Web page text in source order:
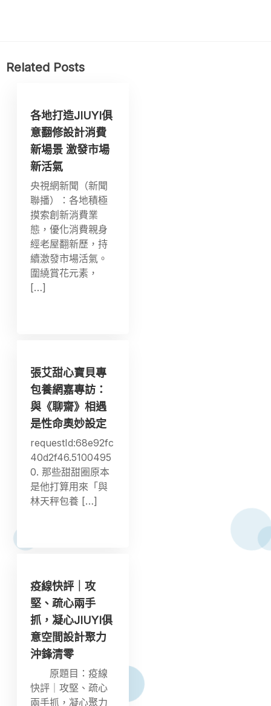
Related Posts
各地打造JIUYI俱
意翻修設計消費
新場景 激發市場
新活氣
央視網新聞（新聞
聯播）：各地積極
摸索創新消費業
態，優化消費親身
經老屋翻新歷，持
續激發市場活氣。
圍繞賞花元素，
[…]
張艾甜心寶貝專
包養網嘉專訪：
與《聊齋》相遇
是性命奧妙設定
requestId:68e92fc
40d2f46.5100495
0. 那些甜甜圈原本
是他打算用來「與
林天秤包養 […]
疫線快評｜攻
堅、疏心兩手
抓，凝心JIUYI俱
意空間設計聚力
沖鋒清零
原題目：疫線
快評｜攻堅、疏心
兩手抓，凝心聚力